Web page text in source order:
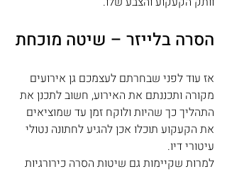
הסרה בלייזר – שיטה מוכחת
אז עוד לפני שבחרתם לעצמכם גן אירועים
מקורה ותכננתם את האירוע, חשוב לתכנן את
התהליך כך שהיות ולוקח זמן עד שמוציאים
את הקעקוע תוכלו אכן להגיע לחתונה נטולי
עיטורי דיו.
למרות שקיימות גם שיטות הסרה כירורגיות